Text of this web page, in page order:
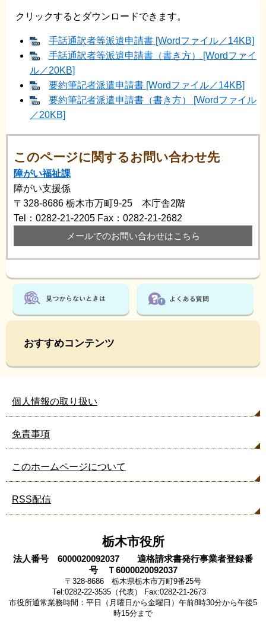
クリックするとダウンロードできます。
手話通訳者等派遣申請書 [Wordファイル／14KB]
手話通訳者等派遣申請書（書き方） [Wordファイ
ル／20KB]
要約筆記者派遣申請書 [Wordファイル／14KB]
要約筆記者派遣申請書（書き方） [Wordファイル
／20KB]
このページに関するお問い合わせ先
障がい福祉課
障がい支援係
〒328-8686 栃木市万町9-25 本庁舎2階
Tel：0282-21-2205 Fax：0282-21-2682
メールでのお問い合わせはこちら
おすすめコンテンツ
個人情報の取り扱い
免責事項
このホームページについて
RSS配信
栃木市役所
法人番号 6000020092037 適格請求書発行事業者登録番
号 Ｔ6000020092037
〒328-8686 栃木県栃木市万町9番25号
Tel:0282-22-3535（代表） Fax:0282-21-2673
市役所通常業務時間：平日（月曜日から金曜日）午前8時30分から午後5
時15分まで